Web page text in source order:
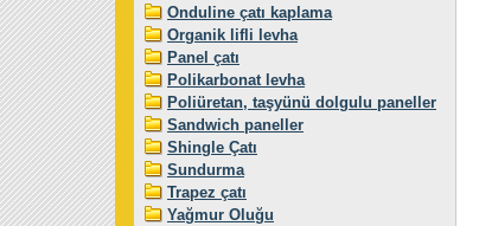
Onduline çatı kaplama
Organik lifli levha
Panel çatı
Polikarbonat levha
Poliüretan, taşyünü dolgulu paneller
Sandwich paneller
Shingle Çatı
Sundurma
Trapez çatı
Yağmur Oluğu